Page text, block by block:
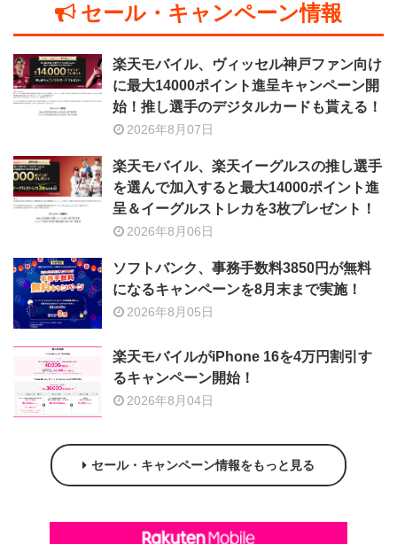
セール・キャンペーン情報
楽天モバイル、ヴィッセル神戸ファン向け
に最大14000ポイント進呈キャンペーン開
始！推し選手のデジタルカードも貰える！
2026年8月07日
楽天モバイル、楽天イーグルスの推し選手
を選んで加入すると最大14000ポイント進
呈＆イーグルストレカを3枚プレゼント！
2026年8月06日
ソフトバンク、事務手数料3850円が無料
になるキャンペーンを8月末まで実施！
2026年8月05日
楽天モバイルがiPhone 16を4万円割引す
るキャンペーン開始！
2026年8月04日
セール・キャンペーン情報をもっと見る